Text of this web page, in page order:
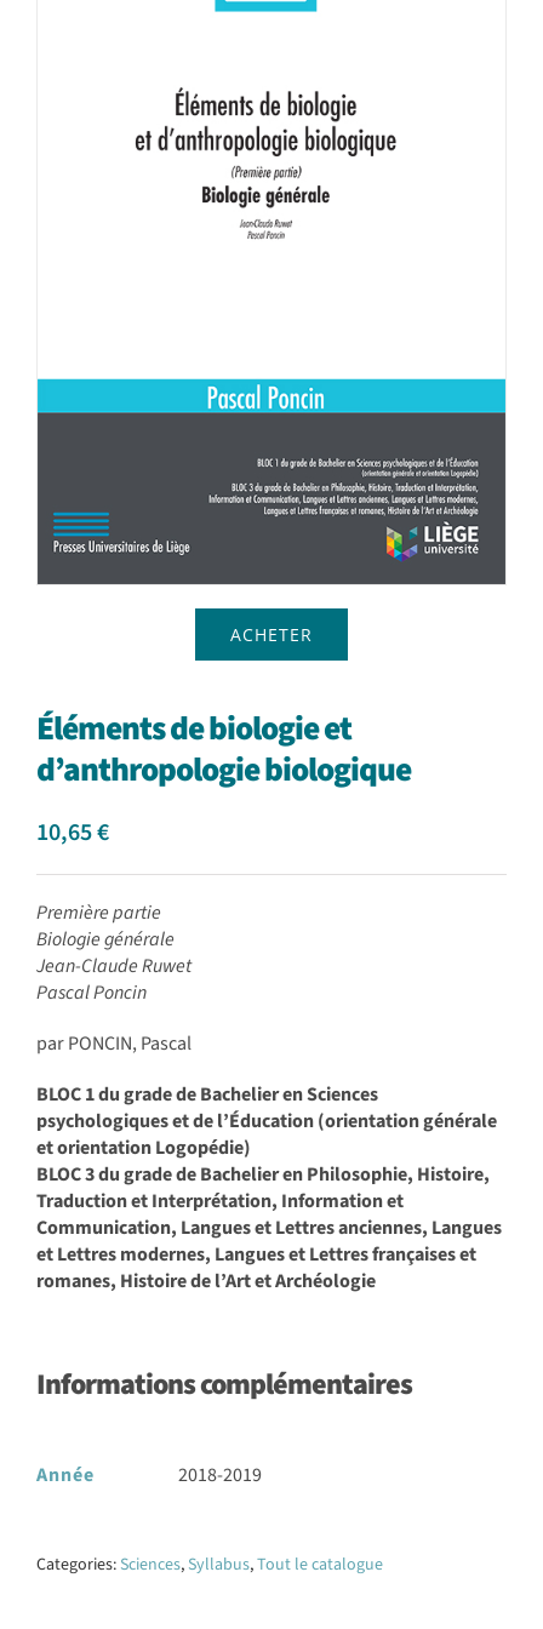
Panier WooCommerce
ACHETER
Éléments de biologie et
d’anthropologie biologique
10,65€
Première partie
Biologie générale
Jean-Claude Ruwet
Pascal Poncin
par PONCIN, Pascal
BLOC 1 du grade de Bachelier en Sciences
psychologiques et de l’Éducation (orientation générale
et orientation Logopédie)
BLOC 3 du grade de Bachelier en Philosophie, Histoire,
Traduction et Interprétation, Information et
Communication, Langues et Lettres anciennes, Langues
et Lettres modernes, Langues et Lettres françaises et
romanes, Histoire de l’Art et Archéologie
Informations complémentaires
Année 2018-2019
Categories:Sciences,Syllabus,Tout le catalogue